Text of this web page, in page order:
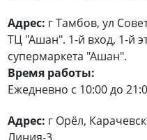
Адрес: г Тамбов, ул
ТЦ "Ашан". 1-й вход, 1-й
супермаркета "Ашан".
Время работы:
Ежедневно с 10:00 до
Адрес: г Орёл,
Линия-3